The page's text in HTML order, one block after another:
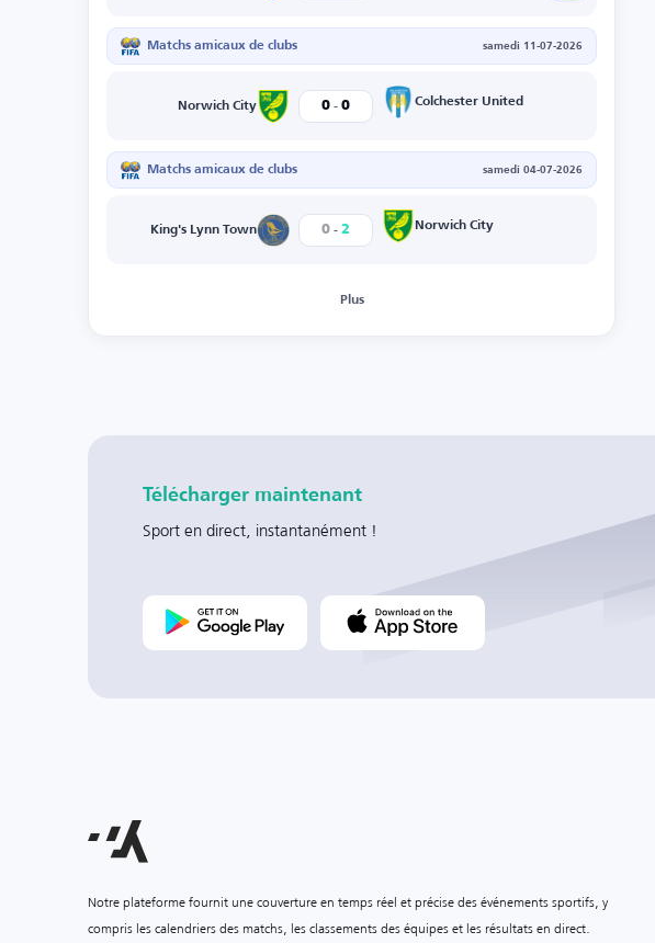
Matchs amicaux de clubs samedi 11-07-2026
Norwich City 0 - 0 Colchester United
Matchs amicaux de clubs samedi 04-07-2026
King's Lynn Town 0 - 2 Norwich City
Plus
Télécharger maintenant
Sport en direct, instantanément !
Notre plateforme fournit une couverture en temps réel et précise des événements sportifs, y
compris les calendriers des matchs, les classements des équipes et les résultats en direct.